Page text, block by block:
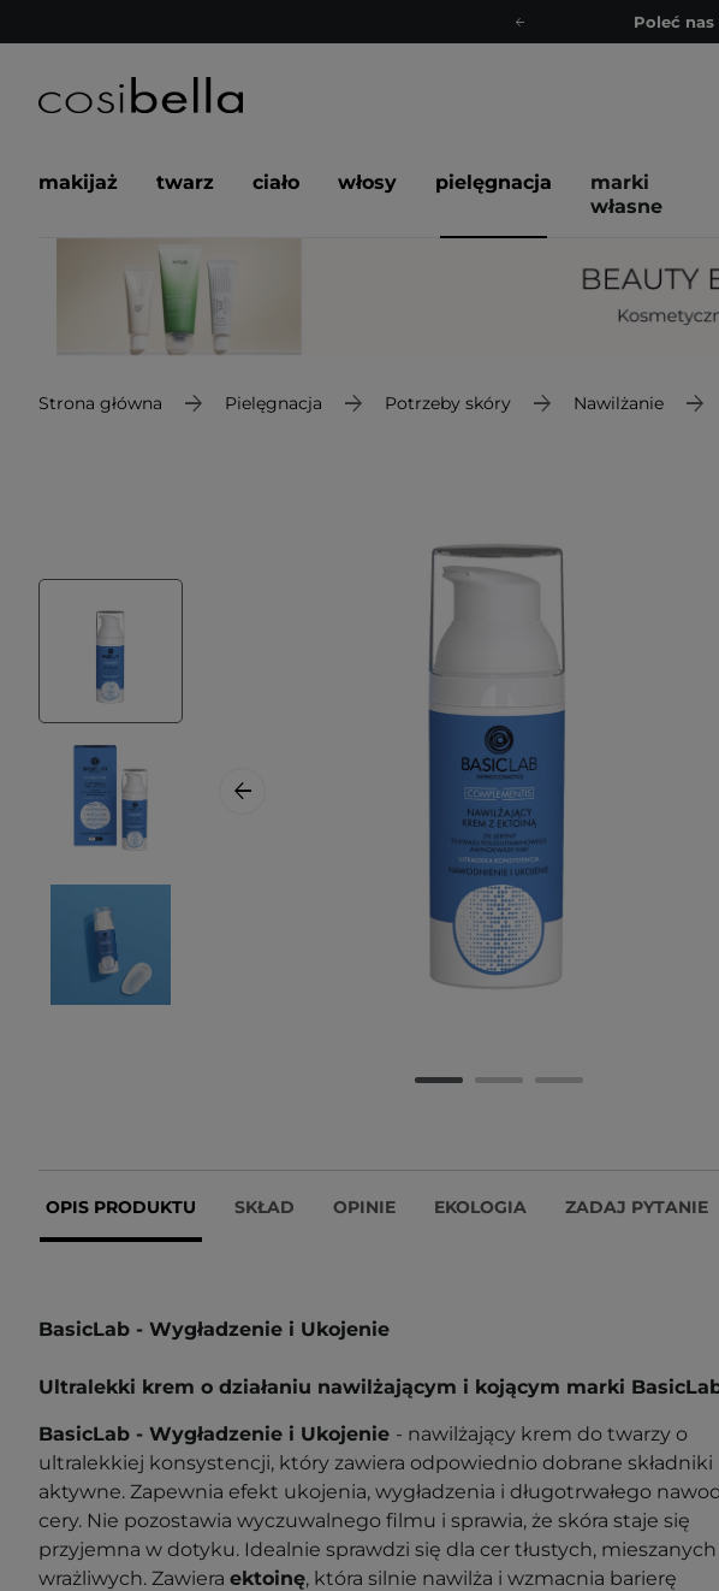
Poleć
Poleć nas
makijaż twarz ciało włosy pielęgnacja
marki
własne
Strona główna Pielęgnacja Potrzeby skóry Nawilżanie
OPIS PRODUKTU SKŁAD OPINIE EKOLOGIA ZADAJ PYTANIE
BasicLab - Wygładzenie i Ukojenie
Ultralekki krem o działaniu nawilżającym i kojącym marki
BasicLab - Wygładzenie i Ukojenie - nawilżający krem do twarzy o
ultralekkiej konsystencji, który zawiera odpowiednio dobrane składniki
aktywne. Zapewnia efekt ukojenia, wygładzenia i długotrwałego
cery. Nie pozostawia wyczuwalnego filmu i sprawia, że skóra staje się
przyjemna w dotyku. Idealnie sprawdzi się dla cer tłustych, mieszanych
wrażliwych. Zawiera ektoinę, która silnie nawilża i wzmacnia barierę